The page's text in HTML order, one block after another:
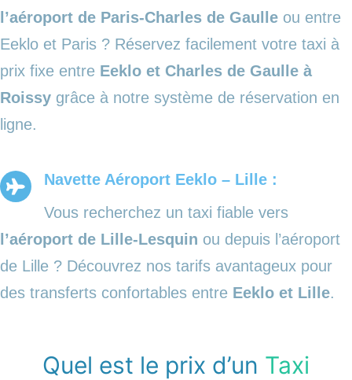
l’aéroport de Paris-Charles de Gaulle ou entre
Eeklo et Paris ? Réservez facilement votre taxi à
prix fixe entre Eeklo et Charles de Gaulle à
Roissy grâce à notre système de réservation en
ligne.
Navette Aéroport Eeklo – Lille :
Vous recherchez un taxi fiable vers
l’aéroport de Lille-Lesquin ou depuis l’aéroport
de Lille ? Découvrez nos tarifs avantageux pour
des transferts confortables entre Eeklo et Lille.
Quel est le prix d’un Taxi